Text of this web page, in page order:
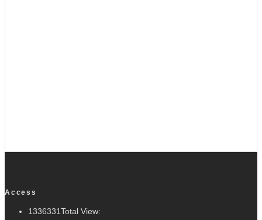
Access
1336331Total View: